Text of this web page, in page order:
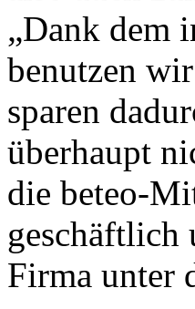
„Dank dem
benutzen
sparen
überhaupt
die beteo-
geschäftlich
Firma unter